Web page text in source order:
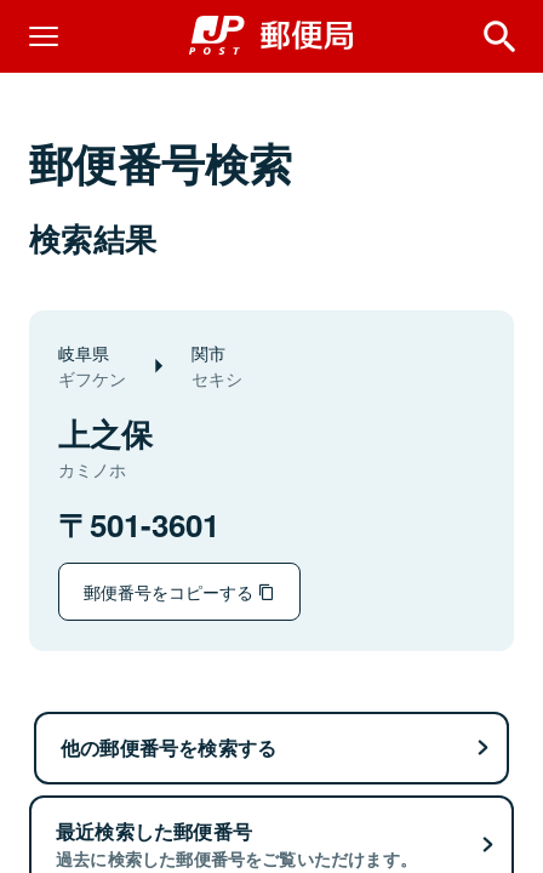
郵便番号検索
検索結果
岐阜県
ギフケン
関市
セキシ
上之保
カミノホ
501-3601
郵便番号をコピーする
他の郵便番号を検索する
最近検索した郵便番号
過去に検索した郵便番号をご覧いただけます。